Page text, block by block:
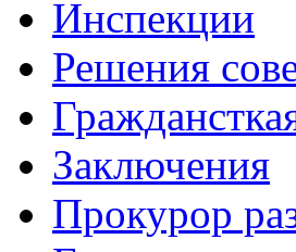
Инспекции
Решения
Заключения
Прокурор